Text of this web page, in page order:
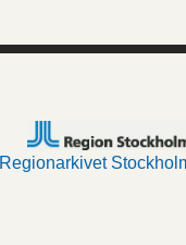
Regionarkivet